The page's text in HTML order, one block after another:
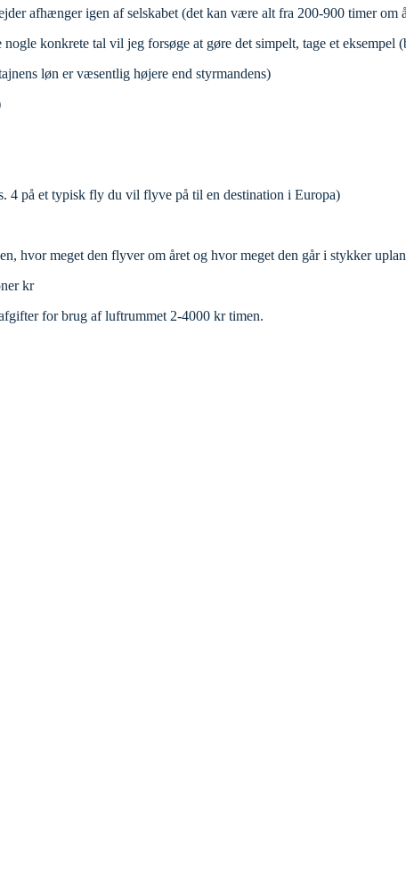
afhænger igen af selskabet (det kan være alt fra 200-900 timer om
konkrete tal vil jeg forsøge at gøre det simpelt, tage et eksempel
løn er væsentlig højere end styrmandens)
4 på et typisk fly du vil flyve på til en destination i Europa)
hvor meget den flyver om året og hvor meget den går i stykker
kr
for brug af luftrummet 2-4000 kr timen.